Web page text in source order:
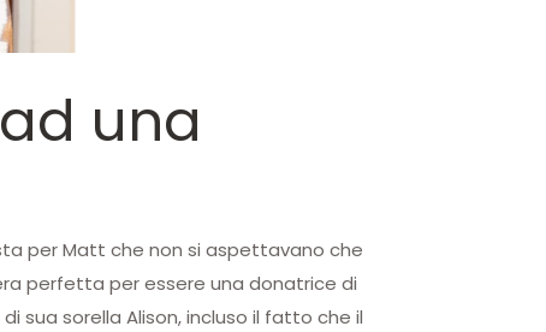
una
per Matt che non si aspettavano che
perfetta per essere una donatrice di
sua sorella Alison, incluso il fatto che il